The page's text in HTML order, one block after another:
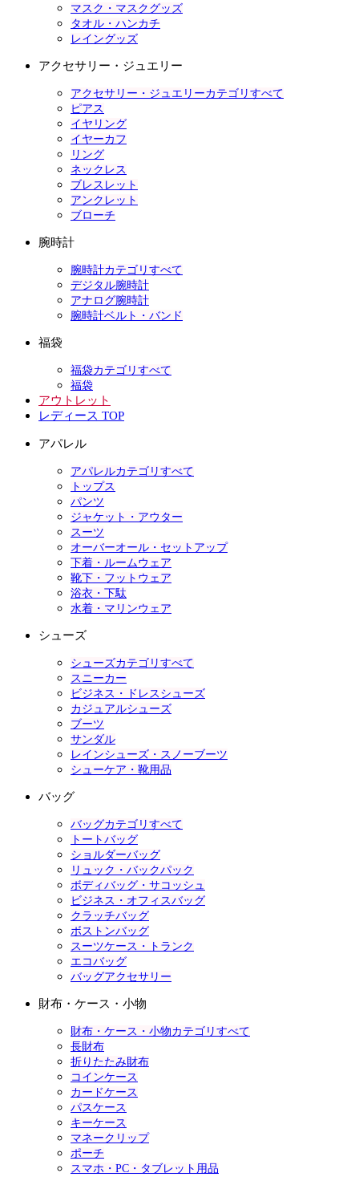
マスク・マスクグッズ
タオル・ハンカチ
レイングッズ
アクセサリー・ジュエリー
アクセサリー・ジュエリーカテゴリすべて
ピアス
イヤリング
イヤーカフ
リング
ネックレス
ブレスレット
アンクレット
ブローチ
腕時計
腕時計カテゴリすべて
デジタル腕時計
アナログ腕時計
腕時計ベルト・バンド
福袋
福袋カテゴリすべて
福袋
アウトレット
レディース TOP
アパレル
アパレルカテゴリすべて
トップス
パンツ
ジャケット・アウター
スーツ
オーバーオール・セットアップ
下着・ルームウェア
靴下・フットウェア
浴衣・下駄
水着・マリンウェア
シューズ
シューズカテゴリすべて
スニーカー
ビジネス・ドレスシューズ
カジュアルシューズ
ブーツ
サンダル
レインシューズ・スノーブーツ
シューケア・靴用品
バッグ
バッグカテゴリすべて
トートバッグ
ショルダーバッグ
リュック・バックパック
ボディバッグ・サコッシュ
ビジネス・オフィスバッグ
クラッチバッグ
ボストンバッグ
スーツケース・トランク
エコバッグ
バッグアクセサリー
財布・ケース・小物
財布・ケース・小物カテゴリすべて
長財布
折りたたみ財布
コインケース
カードケース
パスケース
キーケース
マネークリップ
ポーチ
スマホ・PC・タブレット用品